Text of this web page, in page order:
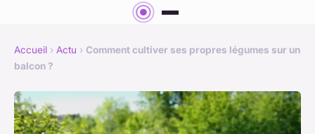
Accueil › Actu › Comment cultiver ses propres légumes sur un
balcon ?